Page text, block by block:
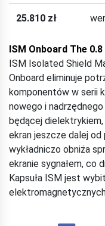
25.810 zł
ISM Onboard The
ISM Isolated Shield
Onboard eliminuje
komponentów w serii
nowego i
będącej
ekran jeszcze dalej od
wykładniczo obniża
ekranie sygnałem, co
Kapsuła ISM jest